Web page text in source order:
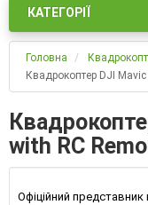
КАТЕГОРІЇ
Головна
Квадрокоптер DJI
with RC
Офіційний представник